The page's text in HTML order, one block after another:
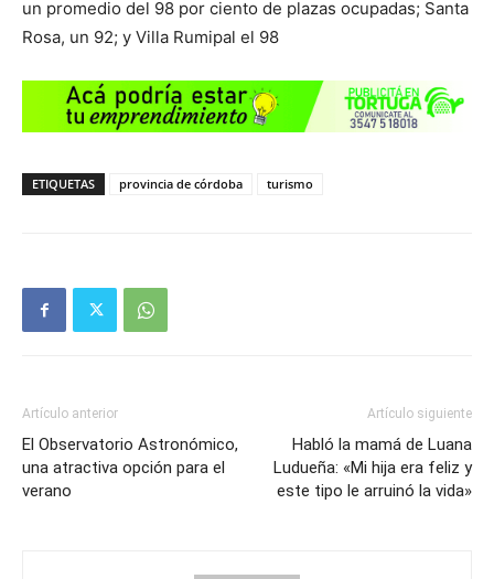
un promedio del 98 por ciento de plazas ocupadas; Santa
Rosa, un 92; y Villa Rumipal el 98
ETIQUETAS provincia de córdoba turismo
Artículo anterior
El Observatorio Astronómico,
una atractiva opción para el
verano
Artículo siguiente
Habló la mamá de Luana
Ludueña: «Mi hija era feliz y
este tipo le arruinó la vida»